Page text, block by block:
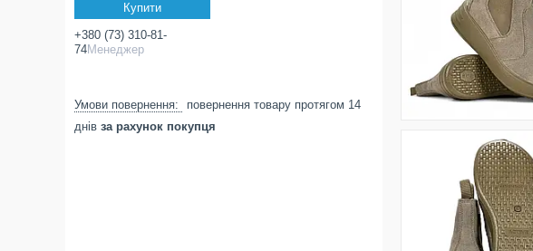
Купити
+380 (73) 310-81-
74Менеджер
повернення товару протягом 14
днів за рахунок покупця